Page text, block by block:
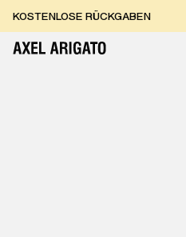
Zum Inhalt springen
KOSTENLOSE RÜCKGABEN
KOSTENLOSE EXPRESSLIEFERUNG